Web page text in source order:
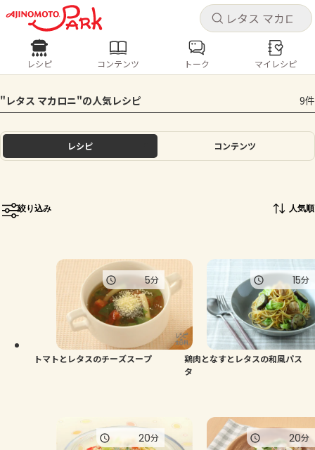
キャ
ログインするとレシピを保存できます
ログイン
ホーム
トーク
よくあるお問い合わせ
お買い物
キャ
レシピ コンテンツ
人気の食材・レシピ
きゅうり なす トマト とうもろこし
ピーマン
レシピ コンテンツ トーク マイレシピ
"レタス マカロニ"の人気レシピ 9件
レシピ コンテンツ
絞り込み 人気順
トマトとレタスのチーズスープ
5分
鶏肉となすとレタスの和風パス
タ
15分
20分 20分